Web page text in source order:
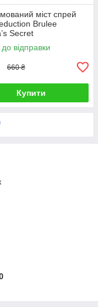
міст спрей
Brulee
Secret
відправки
660 ₴
Купити